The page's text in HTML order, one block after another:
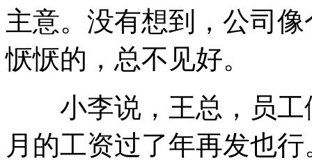
主意。没有想到，公司
恹恹的，总不见好。
小李说，王总，员工
月的工资过了年再发也